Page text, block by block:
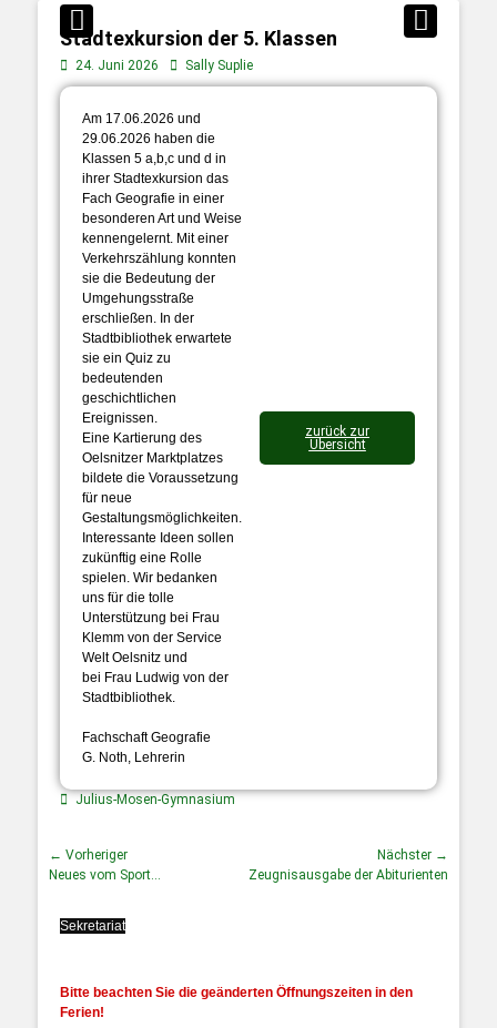
Stadtexkursion der 5. Klassen
24. Juni 2026 Sally Suplie
Am 17.06.2026 und
29.06.2026 haben die
Klassen 5 a,b,c und d in
ihrer Stadtexkursion das
Fach Geografie in einer
besonderen Art und Weise
kennengelernt. Mit einer
Verkehrszählung konnten
sie die Bedeutung der
Umgehungsstraße
erschließen. In der
Stadtbibliothek erwartete
sie ein Quiz zu
bedeutenden
geschichtlichen
Ereignissen.
Eine Kartierung des
Oelsnitzer Marktplatzes
bildete die Voraussetzung
für neue
Gestaltungsmöglichkeiten.
Interessante Ideen sollen
zukünftig eine Rolle
spielen. Wir bedanken
uns für die tolle
Unterstützung bei Frau
Klemm von der Service
Welt Oelsnitz und
bei Frau Ludwig von der
Stadtbibliothek.
Fachschaft Geografie
G. Noth, Lehrerin
zurück zur
Übersicht
Julius-Mosen-Gymnasium
← Vorheriger
Neues vom Sport…
Nächster →
Zeugnisausgabe der Abiturienten
Sekretariat
Bitte beachten Sie die geänderten Öffnungszeiten in den
Ferien!